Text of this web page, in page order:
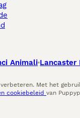
Animali Lancaster
Met het
cookiebeleid van